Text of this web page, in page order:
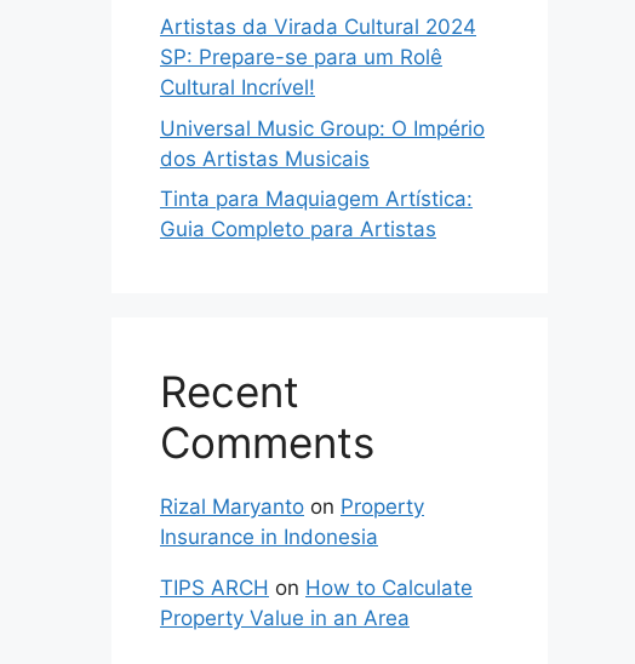
Artistas da Virada Cultural 2024
SP: Prepare-se para um Rolê
Cultural Incrível!
Universal Music Group: O Império
dos Artistas Musicais
Tinta para Maquiagem Artística:
Guia Completo para Artistas
Recent
Comments
Rizal Maryanto on Property
Insurance in Indonesia
TIPS ARCH on How to Calculate
Property Value in an Area